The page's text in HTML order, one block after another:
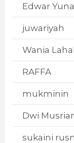
Edwar
juwariyah
Wania
RAFFA
mukminin
Dwi
sukaini